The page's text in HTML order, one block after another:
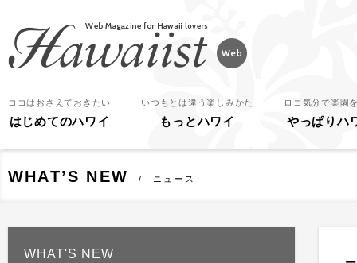
ココはおさえておきたい
はじめてのハワイ
いつもとは違う楽しみかた
もっとハワイ
ロコ気分で楽園
やっぱりハ
WHAT’S NEW ニュース
WHAT'S NEW